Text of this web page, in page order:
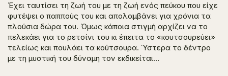
Έχει ταυτίσει τη ζωή του με τη ζωή ενός πεύκου που είχε
φυτέψει ο παππούς του και απολαμβάνει για χρόνια τα
πλούσια δώρα του. Όμως κάποια στιγμή αρχίζει να το
πελεκάει για το ρετσίνι του κι έπειτα το «κουτσουρεύει»
τελείως και πουλάει τα κούτσουρα. Ύστερα το δέντρο
με τη μυστική του δύναμη τον εκδικείται…